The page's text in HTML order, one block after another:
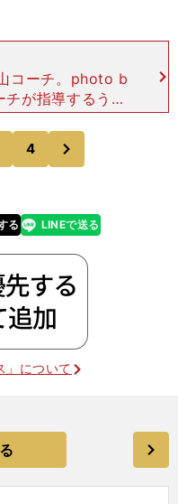
コーチ。photo b
が指導するうえ
？丸山 低年齢の
げるという
4
る
line LINEで送る
」について